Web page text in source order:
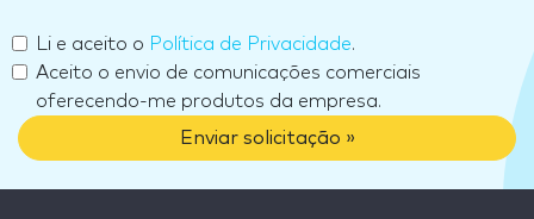
Li e aceito o Política de Privacidade.
Aceito o envio de comunicações comerciais
oferecendo-me produtos da empresa.
Enviar solicitação »